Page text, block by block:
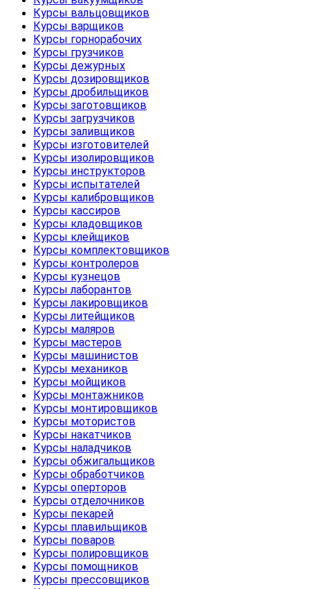
Курсы вальцовщиков
Курсы варщиков
Курсы горнорабочих
Курсы грузчиков
Курсы дежурных
Курсы дозировщиков
Курсы дробильщиков
Курсы заготовщиков
Курсы загрузчиков
Курсы заливщиков
Курсы изготовителей
Курсы изолировщиков
Курсы инструкторов
Курсы испытателей
Курсы калибровщиков
Курсы кассиров
Курсы кладовщиков
Курсы клейщиков
Курсы комплектовщиков
Курсы контролеров
Курсы кузнецов
Курсы лаборантов
Курсы лакировщиков
Курсы литейщиков
Курсы маляров
Курсы мастеров
Курсы машинистов
Курсы механиков
Курсы мойщиков
Курсы монтажников
Курсы монтировщиков
Курсы мотористов
Курсы накатчиков
Курсы наладчиков
Курсы обжигальщиков
Курсы обработчиков
Курсы оперторов
Курсы отделочников
Курсы пекарей
Курсы плавильщиков
Курсы поваров
Курсы полировщиков
Курсы помощников
Курсы прессовщиков